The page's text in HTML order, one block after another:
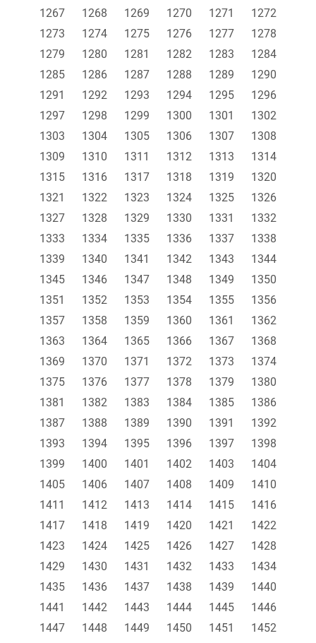
1267
1268 1269 1270 1271
1272
1273
1274 1275 1276 1277
1278
1279
1280 1281 1282 1283
1284
1285
1286 1287 1288 1289
1290
1291
1292 1293 1294 1295
1296
1297
1298 1299 1300 1301
1302
1303
1304 1305 1306 1307
1308
1309
1310 1311 1312 1313
1314
1315
1316 1317 1318 1319
1320
1321
1322 1323 1324 1325
1326
1327
1328 1329 1330 1331
1332
1333
1334 1335 1336 1337
1338
1339
1340 1341 1342 1343
1344
1345
1346 1347 1348 1349
1350
1351
1352 1353 1354 1355
1356
1357
1358 1359 1360 1361
1362
1363
1364 1365 1366 1367
1368
1369
1370 1371 1372 1373
1374
1375
1376 1377 1378 1379
1380
1381
1382 1383 1384 1385
1386
1387
1388 1389 1390 1391
1392
1393
1394 1395 1396 1397
1398
1399
1400 1401 1402 1403
1404
1405
1406 1407 1408 1409
1410
1411
1412 1413 1414 1415
1416
1417
1418 1419 1420 1421
1422
1423
1424 1425 1426 1427
1428
1429
1430 1431 1432 1433
1434
1435
1436 1437 1438 1439
1440
1441
1442 1443 1444 1445
1446
1447
1448 1449 1450 1451
1452